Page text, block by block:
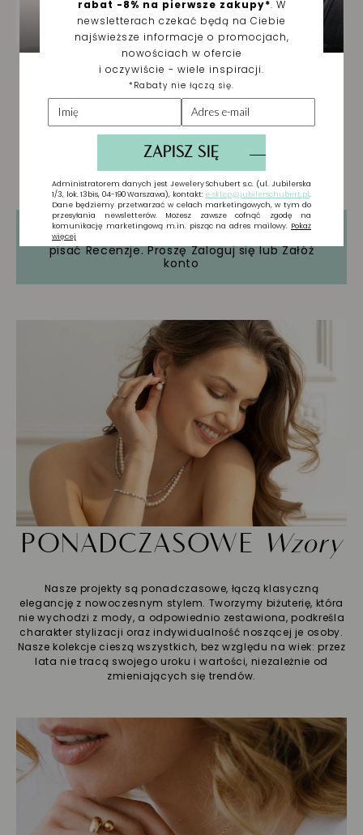
Tylko zarejestrowani użytkownicy mogą
pisać Recenzje. ProszęZaloguj sięlubZałóż
konto
PONADCZASOWE Wzory
Nasze projekty są ponadczasowe, łączą klasyczną
elegancję z nowoczesnym stylem. Tworzymy biżuterię, która
nie wychodzi z mody, a odpowiednio zestawiona, podkreśla
charakter stylizacji oraz indywidualność noszącej je osoby.
Nasze kolekcje cieszą wszystkich, bez względu na wiek: przez
lata nie tracą swojego uroku i wartości, niezależnie od
zmieniających się trendów.